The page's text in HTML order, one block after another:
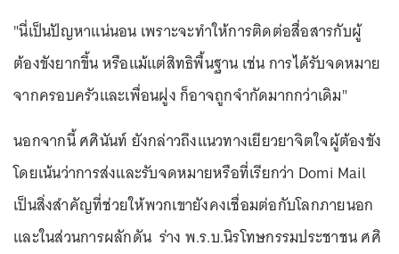
"นี่เป็นปัญหาแน่นอน เพราะจะทำให้การติดต่อสื่อสารกับผู้
ต้องขังยากขึ้น หรือแม้แต่สิทธิพื้นฐาน เช่น การได้รับจดหมาย
จากครอบครัวและเพื่อนฝูง ก็อาจถูกจำกัดมากกว่าเดิม"
นอกจากนี้ ศศินันท์ ยังกล่าวถึงแนวทางเยียวยาจิตใจผู้ต้องขัง
โดยเน้นว่าการส่งและรับจดหมายหรือที่เรียกว่า Domi Mail
เป็นสิ่งสำคัญที่ช่วยให้พวกเขายังคงเชื่อมต่อกับโลกภายนอก
และในส่วนการผลักดัน ร่าง พ.ร.บ.นิรโทษกรรมประชาชน ศศิ